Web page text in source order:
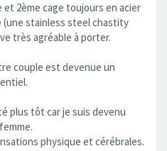
2ème cage toujours en acier
(une stainless steel chastity
très agréable à porter.
couple est devenue un
plus tôt car je suis devenu
physique et cérébrales.